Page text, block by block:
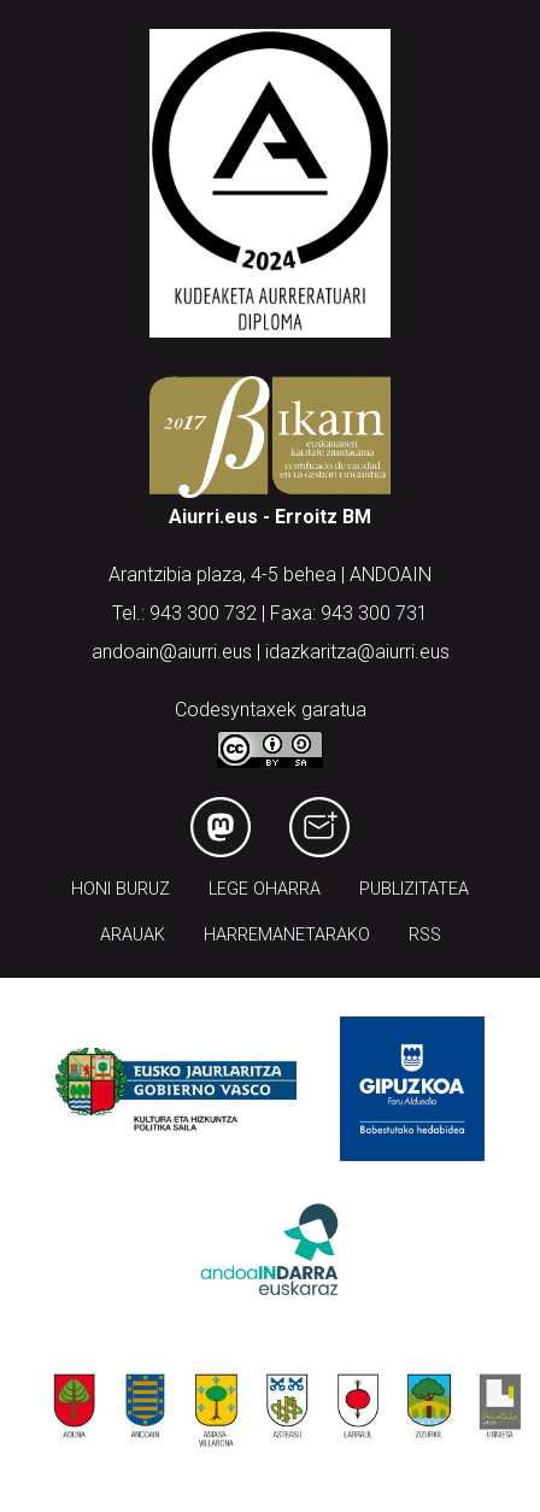
Aiurri.eus - Erroitz BM
Arantzibia plaza, 4-5 behea | ANDOAIN
Tel.: 943 300 732 | Faxa: 943 300 731
andoain@aiurri.eus | idazkaritza@aiurri.eus
Codesyntaxek garatua
HONI BURUZ LEGE OHARRA PUBLIZITATEA
ARAUAK HARREMANETARAKO RSS